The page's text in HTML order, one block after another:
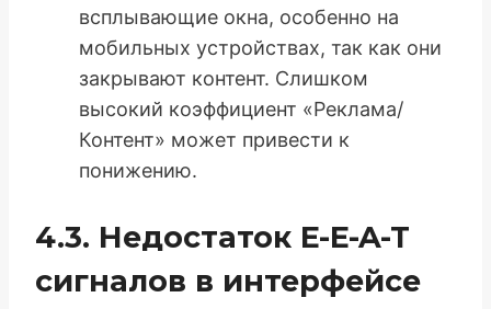
всплывающие окна, особенно на
мобильных устройствах, так как они
закрывают контент. Слишком
высокий коэффициент «Реклама/
Контент» может привести к
понижению.
4.3. Недостаток E-E-A-T
сигналов в интерфейсе